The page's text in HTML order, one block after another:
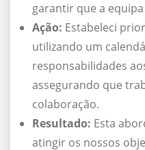
garantir que a
Ação: Estabeleci
utilizando um
responsabilidades
assegurando que
colaboração.
Resultado: Esta
atingir os nossos